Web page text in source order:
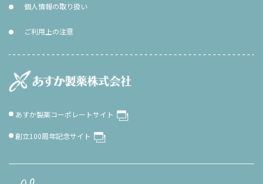
個人情報の取り扱い
ご利用上の注意
あすか製薬コーポレートサイト
創立100周年記念サイト